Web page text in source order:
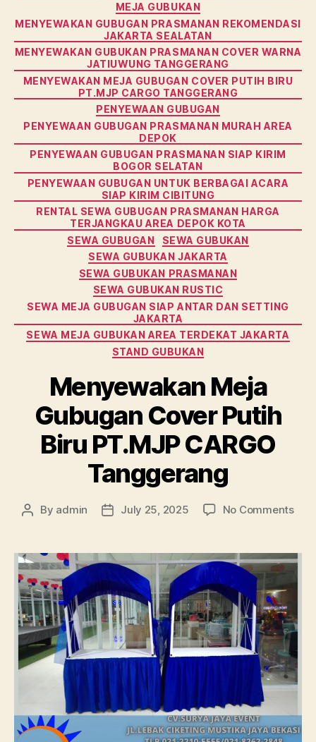
MEJA GUBUKAN
MENYEWAKAN GUBUGAN PRASMANAN REKOMENDASI
JAKARTA SEALATAN
MENYEWAKAN GUBUKAN PRASMANAN COVER WARNA
JATIUWUNG TANGGERANG
MENYEWAKAN MEJA GUBUGAN COVER PUTIH BIRU
PT.MJP CARGO TANGGERANG
PENYEWAAN GUBUGAN
PENYEWAAN GUBUGAN PRASMANAN MURAH AREA
DEPOK
PENYEWAAN GUBUGAN PRASMANAN SIAP KIRIM
BOGOR SELATAN
PENYEWAAN GUBUGAN UNTUK BERBAGAI ACARA
SIAP KIRIM CIBITUNG
RENTAL SEWA GUBUGAN PRASMANAN HARGA
TERJANGKAU AREA DEPOK KOTA
SEWA GUBUGAN
SEWA GUBUKAN
SEWA GUBUKAN JAKARTA
SEWA GUBUKAN PRASMANAN
SEWA GUBUKAN RUSTIC
SEWA MEJA GUBUGAN SIAP ANTAR DAN SETTING
JAKARTA
SEWA MEJA GUBUKAN AREA TERDEKAT JAKARTA
STAND GUBUKAN
Menyewakan Meja
Gubugan Cover Putih
Biru PT.MJP CARGO
Tanggerang
Post
By admin
PostJuly 25, 2025 No Commentson